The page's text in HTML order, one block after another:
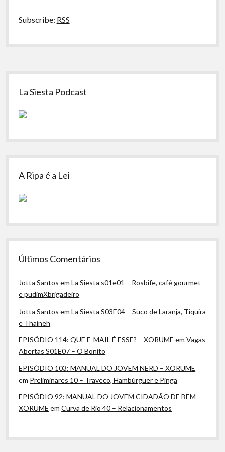
Subscribe: RSS
Sidebar
La Siesta Podcast
A Ripa é a Lei
Últimos Comentários
Jotta Santos emLa Siesta s01e01 – Rosbife, café gourmet
e pudimXbrigadeiro
Jotta Santos emLa Siesta S03E04 – Suco de Laranja, Tiquira
e Thaineh
EPISÓDIO 114: QUE E-MAIL É ESSE? – XORUME emVagas
Abertas S01E07 – O Bonito
EPISÓDIO 103: MANUAL DO JOVEM NERD – XORUME
em Preliminares 10 – Traveco, Hambúrguer e Pinga
EPISÓDIO 92: MANUAL DO JOVEM CIDADÃO DE BEM –
XORUME emCurva de Rio 40 – Relacionamentos